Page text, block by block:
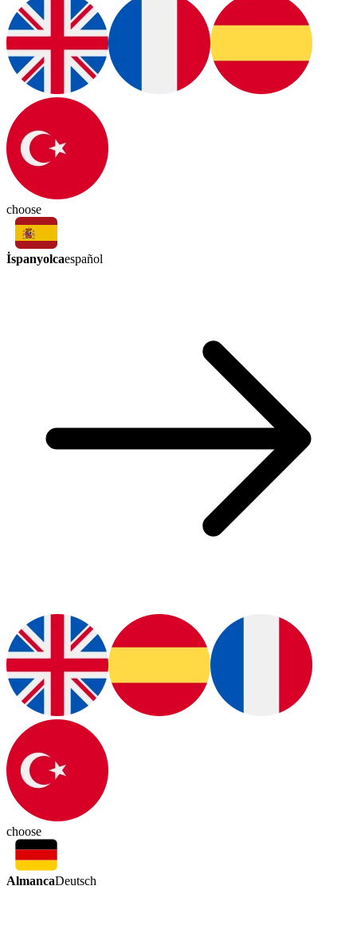
choose
İspanyolcaespañol
choose
AlmancaDeutsch